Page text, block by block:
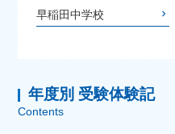
早稲田中学校
年度別 受験体験記
Contents